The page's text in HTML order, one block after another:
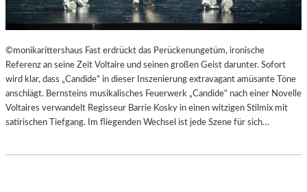
©monikarittershaus Fast erdrückt das Perückenungetüm, ironische
Referenz an seine Zeit Voltaire und seinen großen Geist darunter. Sofort
wird klar, dass „Candide“ in dieser Inszenierung extravagant amüsante Töne
anschlägt. Bernsteins musikalisches Feuerwerk „Candide“ nach einer Novelle
Voltaires verwandelt Regisseur Barrie Kosky in einen witzigen Stilmix mit
satirischen Tiefgang. Im fliegenden Wechsel ist jede Szene für sich…